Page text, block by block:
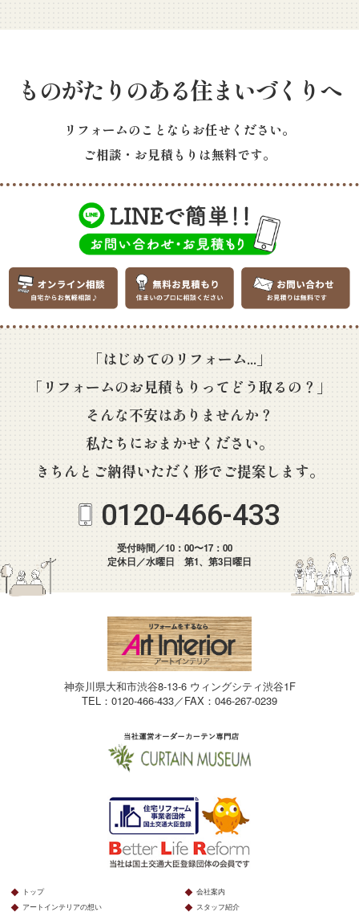
ものがたりのある住まいづくりへ
リフォームのことならお任せください。
ご相談・お見積もりは無料です。
「はじめてのリフォーム...」
「リフォームのお見積もりってどう取るの？」
そんな不安はありませんか？
私たちにおまかせください。
きちんとご納得いただく形でご提案します。
0120-466-433
受付時間／10：00〜17：00
定休日／水曜日 第1、第3日曜日
神奈川県大和市渋谷8-13-6 ウィングシティ渋谷1F
TEL：0120-466-433／FAX：046-267-0239
トップ
アートインテリアの想い
会社案内
スタッフ紹介